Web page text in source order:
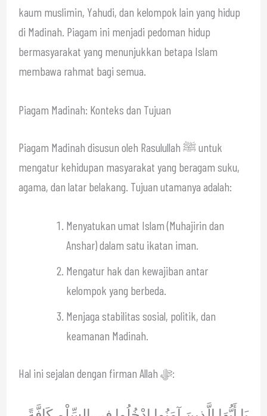
kaum muslimin, Yahudi, dan kelompok lain yang hidup
di Madinah. Piagam ini menjadi pedoman hidup
bermasyarakat yang menunjukkan betapa Islam
membawa rahmat bagi semua.
Piagam Madinah: Konteks dan Tujuan
Piagam Madinah disusun oleh Rasulullah ﷺ untuk
mengatur kehidupan masyarakat yang beragam suku,
agama, dan latar belakang. Tujuan utamanya adalah:
Menyatukan umat Islam (Muhajirin dan
Anshar) dalam satu ikatan iman.
Mengatur hak dan kewajiban antar
kelompok yang berbeda.
Menjaga stabilitas sosial, politik, dan
keamanan Madinah.
Hal ini sejalan dengan firman Allah ﷻ: